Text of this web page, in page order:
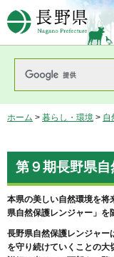
長野
ホーム > 暮らし・環境 > 自
第９期長野県
本県の美しい自然環境を将
県自然保護レンジャー」を
長野県自然保護レンジャー
を守り続けていくことの